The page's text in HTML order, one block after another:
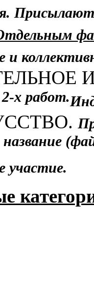
и
х работ.
участие.